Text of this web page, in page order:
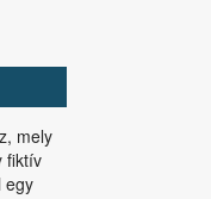
mely
fiktív
egy